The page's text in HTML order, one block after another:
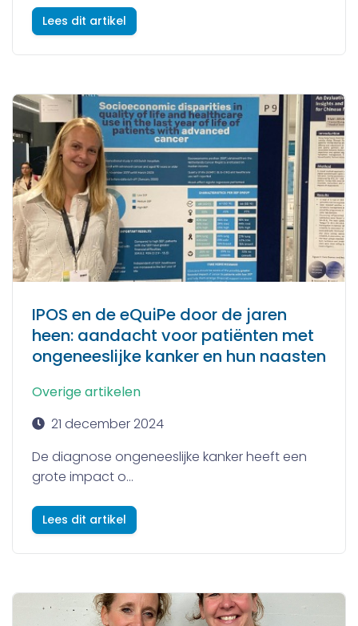
Lees dit artikel
IPOS en de eQuiPe door de jaren
heen: aandacht voor patiënten met
ongeneeslijke kanker en hun naasten
Overige artikelen
21 december 2024
De diagnose ongeneeslijke kanker heeft een
grote impact o...
Lees dit artikel